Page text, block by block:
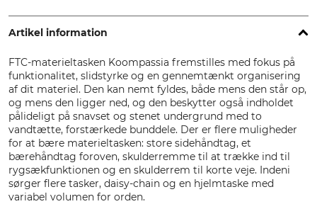
Artikel information
FTC-materieltasken Koompassia fremstilles med fokus på
funktionalitet, slidstyrke og en gennemtænkt organisering
af dit materiel. Den kan nemt fyldes, både mens den står op,
og mens den ligger ned, og den beskytter også indholdet
pålideligt på snavset og stenet undergrund med to
vandtætte, forstærkede bunddele. Der er flere muligheder
for at bære materieltasken: store sidehåndtag, et
bærehåndtag foroven, skulderremme til at trække ind til
rygsækfunktionen og en skulderrem til korte veje. Indeni
sørger flere tasker, daisy-chain og en hjelmtaske med
variabel volumen for orden.